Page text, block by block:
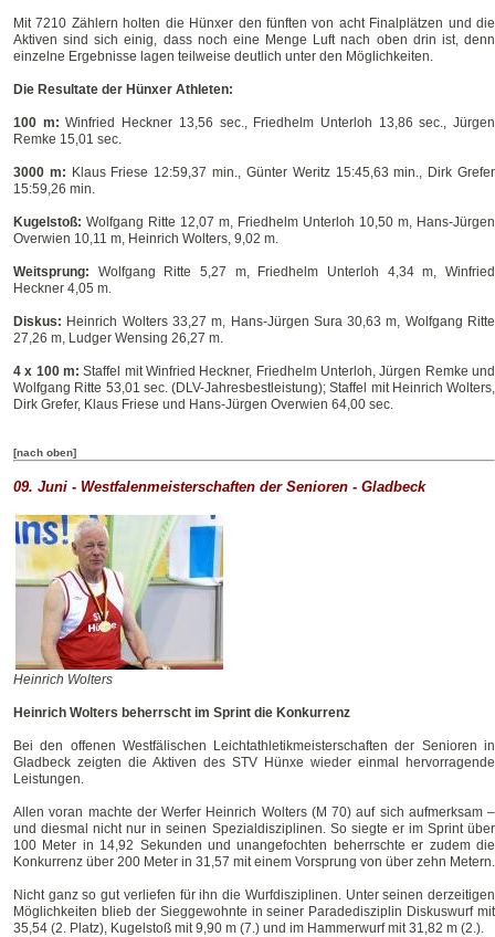
Mit 7210 Zählern holten die Hünxer den fünften von acht Finalplätzen und die
Aktiven sind sich einig, dass noch eine Menge Luft nach oben drin ist, denn
einzelne Ergebnisse lagen teilweise deutlich unter den Möglichkeiten.
Die Resultate der Hünxer Athleten:
100 m: Winfried Heckner 13,56 sec., Friedhelm Unterloh 13,86 sec., Jürgen
Remke 15,01 sec.
3000 m: Klaus Friese 12:59,37 min., Günter Weritz 15:45,63 min., Dirk Grefer
15:59,26 min.
Kugelstoß: Wolfgang Ritte 12,07 m, Friedhelm Unterloh 10,50 m, Hans-Jürgen
Overwien 10,11 m, Heinrich Wolters, 9,02 m.
Weitsprung: Wolfgang Ritte 5,27 m, Friedhelm Unterloh 4,34 m, Winfried
Heckner 4,05 m.
Diskus: Heinrich Wolters 33,27 m, Hans-Jürgen Sura 30,63 m, Wolfgang Ritte
27,26 m, Ludger Wensing 26,27 m.
4 x 100 m: Staffel mit Winfried Heckner, Friedhelm Unterloh, Jürgen Remke und
Wolfgang Ritte 53,01 sec. (DLV-Jahresbestleistung); Staffel mit Heinrich Wolters,
Dirk Grefer, Klaus Friese und Hans-Jürgen Overwien 64,00 sec.
[nach oben]
09. Juni - Westfalenmeisterschaften der Senioren - Gladbeck
Heinrich Wolters
Heinrich Wolters beherrscht im Sprint die Konkurrenz
Bei den offenen Westfälischen Leichtathletikmeisterschaften der Senioren in
Gladbeck zeigten die Aktiven des STV Hünxe wieder einmal hervorragende
Leistungen.
Allen voran machte der Werfer Heinrich Wolters (M 70) auf sich aufmerksam –
und diesmal nicht nur in seinen Spezialdisziplinen. So siegte er im Sprint über
100 Meter in 14,92 Sekunden und unangefochten beherrschte er zudem die
Konkurrenz über 200 Meter in 31,57 mit einem Vorsprung von über zehn Metern.
Nicht ganz so gut verliefen für ihn die Wurfdisziplinen. Unter seinen derzeitigen
Möglichkeiten blieb der Sieggewohnte in seiner Paradedisziplin Diskuswurf mit
35,54 (2. Platz), Kugelstoß mit 9,90 m (7.) und im Hammerwurf mit 31,82 m (2.).